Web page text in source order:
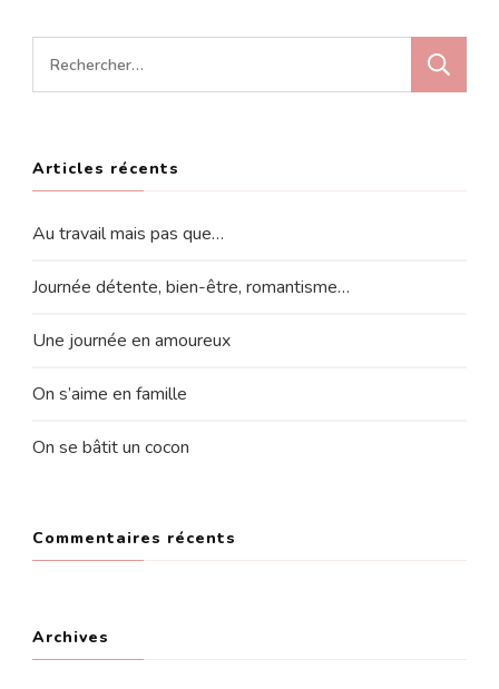
Rechercher :
Articles récents
Au travail mais pas que…
Journée détente, bien-être, romantisme…
Une journée en amoureux
On s’aime en famille
On se bâtit un cocon
Commentaires récents
Archives